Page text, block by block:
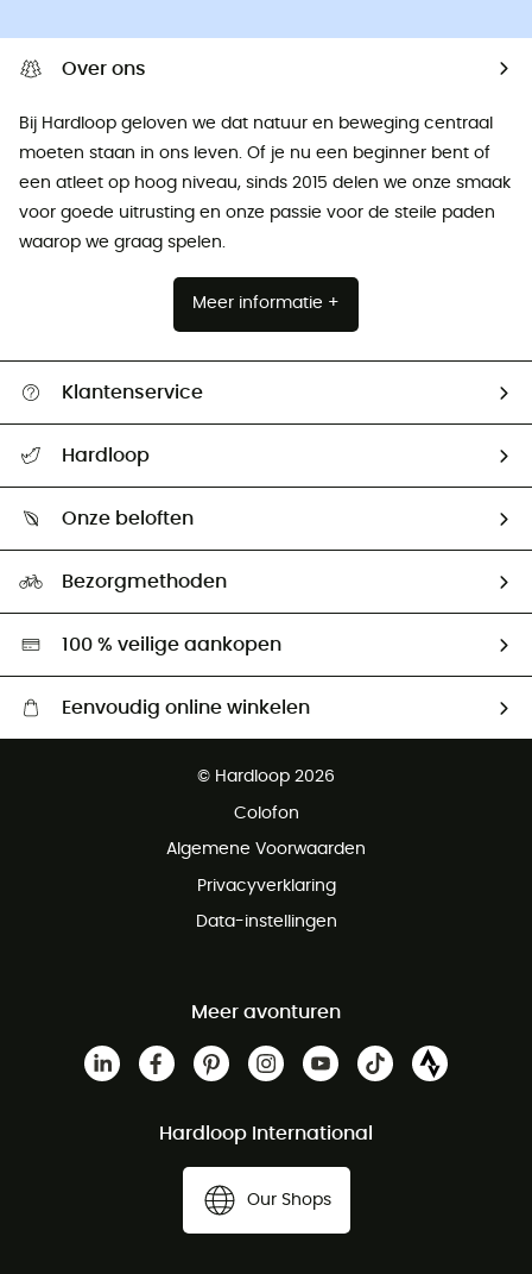
Over ons
Bij Hardloop geloven we dat natuur en beweging centraal
moeten staan ​​in ons leven. Of je nu een beginner bent of
een atleet op hoog niveau, sinds 2015 delen we onze smaak
voor goede uitrusting en onze passie voor de steile paden
waarop we graag spelen.
Meer informatie +
Klantenservice
Mijn zending volgen
Retourzendingen & Terugbetalingen
Hardloop
Ambassadeurs
Onze beloften
Hardgreen
Bezorgmethoden
100 % veilige aankopen
Eenvoudig online winkelen
Gratis retourneren binnen 100 dagen
© Hardloop 2026
Colofon
Algemene Voorwaarden
Privacyverklaring
Data-instellingen
Meer avonturen
Hardloop International
Our Shops